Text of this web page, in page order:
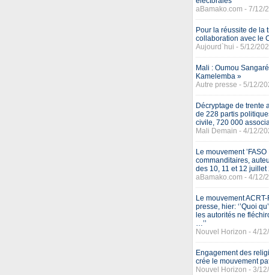
aBamako.com - 7/12/
Pour la réussite de la
collaboration avec le
Aujourd`hui - 5/12/
Mali : Oumou
Kamelemba »
Autre presse - 5/12/
Décryptage de trente
de 228 partis
civile, 720 000
Mali Demain - 4/12/
Le mouvement
commanditaires,
des 10, 11 et 12
aBamako.com - 4/12/
Le mouvement
presse, hier: ‘’Quoi
les autorités ne
…’’
Nouvel Horizon - 4/
Engagement des
crée le mouvement
Nouvel Horizon - 3/